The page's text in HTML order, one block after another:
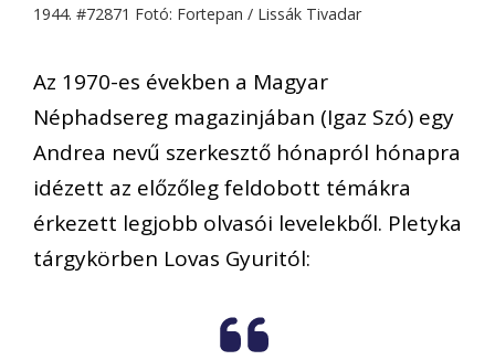
1944. #72871 Fotó: Fortepan / Lissák Tivadar
Az 1970-es években a Magyar
Néphadsereg magazinjában (Igaz Szó) egy
Andrea nevű szerkesztő hónapról hónapra
idézett az előzőleg feldobott témákra
érkezett legjobb olvasói levelekből. Pletyka
tárgykörben Lovas Gyuritól: